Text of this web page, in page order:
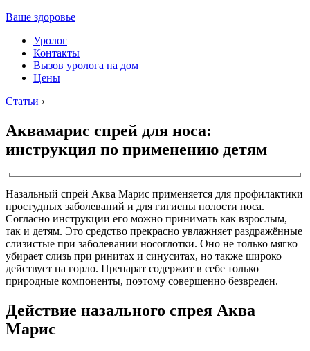
Ваше здоровье
Уролог
Контакты
Вызов уролога на дом
Цены
Статьи ›
Аквамарис спрей для носа:
инструкция по применению детям
Назальный спрей Аква Марис применяется для профилактики
простудных заболеваний и для гигиены полости носа.
Согласно инструкции его можно принимать как взрослым,
так и детям. Это средство прекрасно увлажняет раздражённые
слизистые при заболевании носоглотки. Оно не только мягко
убирает слизь при ринитах и синуситах, но также широко
действует на горло. Препарат содержит в себе только
природные компоненты, поэтому совершенно безвреден.
Действие назального спрея Аква
Марис